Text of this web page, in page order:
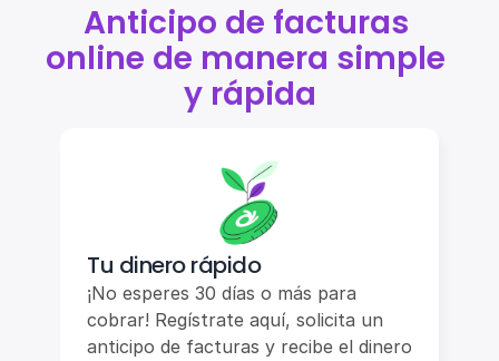
Anticipo de facturas
online de manera simple
y rápida
Tu dinero rápido
¡No esperes 30 días o más para
cobrar! Regístrate aquí, solicita un
anticipo de facturas y recibe el dinero